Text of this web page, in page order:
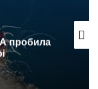
пробила